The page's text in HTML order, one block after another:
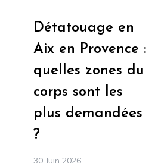
Détatouage en
Aix en Provence :
quelles zones du
corps sont les
plus demandées
?
30 Juin 2026